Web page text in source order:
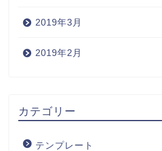
2019年3月
2019年2月
カテゴリー
テンプレート